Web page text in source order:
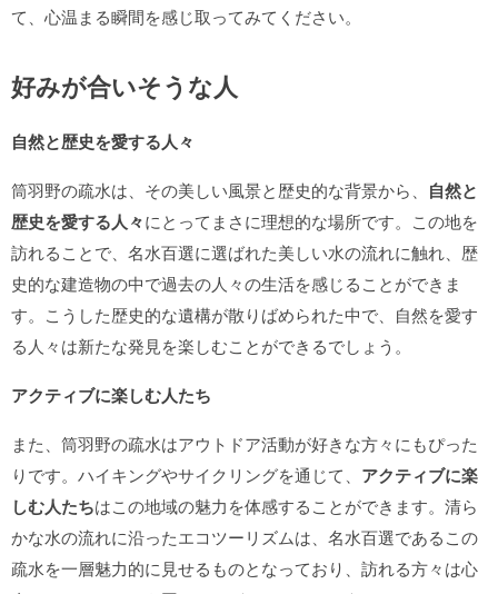
て、心温まる瞬間を感じ取ってみてください。
好みが合いそうな人
自然と歴史を愛する人々
筒羽野の疏水は、その美しい風景と歴史的な背景から、 自然と
歴史を愛する人々にとってまさに理想的な場所です。この地を
訪れることで、名水百選に選ばれた美しい水の流れに触れ、歴
史的な建造物の中で過去の人々の生活を感じることができま
す。こうした歴史的な遺構が散りばめられた中で、自然を愛す
る人々は新たな発見を楽しむことができるでしょう。
アクティブに楽しむ人たち
また、筒羽野の疏水はアウトドア活動が好きな方々にもぴった
りです。ハイキングやサイクリングを通じて、 アクティブに楽
しむ人たちはこの地域の魅力を体感することができます。清ら
かな水の流れに沿ったエコツーリズムは、名水百選であるこの
疏水を一層魅力的に見せるものとなっており、訪れる方々は心